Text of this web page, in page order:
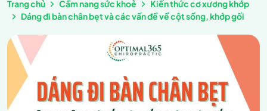
Trang chủ Cẩm nang sức khoẻ
Kiến thức cơ xương khớp
Dáng đi bàn chân bẹt và các vấn đề về cột sống, khớp gối